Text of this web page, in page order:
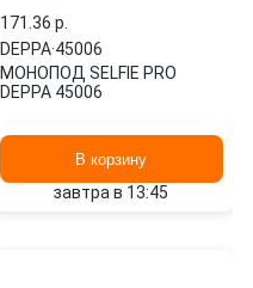
171.36 p.
DEPPA·45006
МОНОПОД SELFIE PRO
DEPPA 45006
В корзину
завтра в 13:45